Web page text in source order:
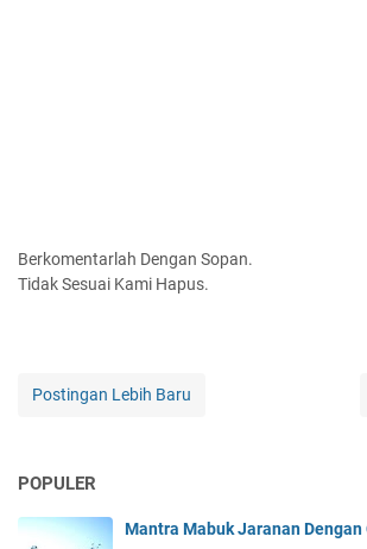
Berkomentarlah Dengan Sopan.
Tidak Sesuai Kami Hapus.
Postingan Lebih Baru
POPULER
Mantra Mabuk Jaranan Dengan